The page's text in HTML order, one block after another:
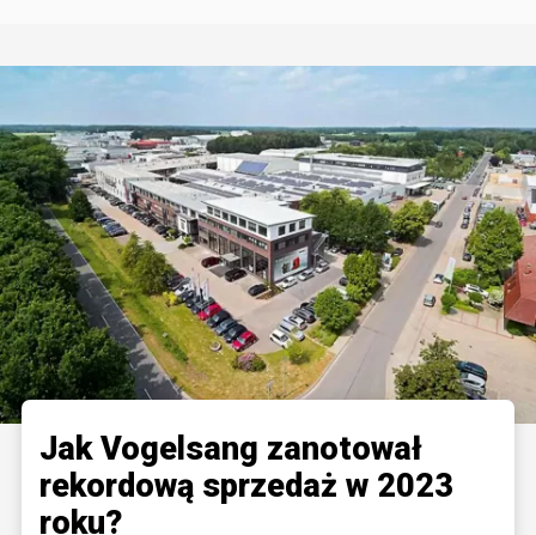
Jak Vogelsang­ zanotował
rekordową sprzedaż w 2023
roku?